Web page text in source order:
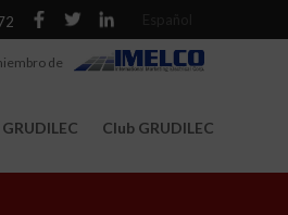
Club GRUDILEC
de